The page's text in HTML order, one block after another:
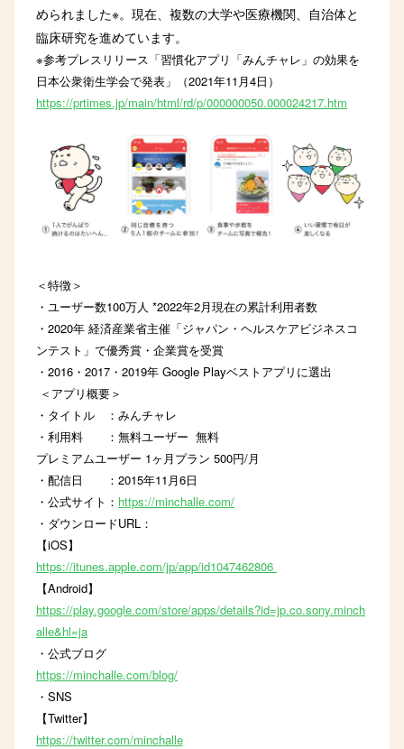
められました※。現在、複数の大学や医療機関、自治体と
臨床研究を進めています。
※参考プレスリリース「習慣化アプリ「みんチャレ」の効果を
日本公衆衛生学会で発表」（2021年11月4日）
https://prtimes.jp/main/html/rd/p/000000050.000024217.htm
＜特徴＞
・ユーザー数100万人 *2022年2月現在の累計利用者数
・2020年 経済産業省主催「ジャパン・ヘルスケアビジネスコ
ンテスト」で優秀賞・企業賞を受賞
・2016・2017・2019年 Google Playベストアプリに選出
＜アプリ概要＞
・タイトル ：みんチャレ
・利用料 ：無料ユーザー 無料
プレミアムユーザー 1ヶ月プラン 500円/月
・配信日 ：2015年11月6日
・公式サイト： https://minchalle.com/
・ダウンロードURL：
【iOS】
https://itunes.apple.com/jp/app/id1047462806
【Android】
https://play.google.com/store/apps/details?id=jp.co.sony.minch
alle&hl=ja
・公式ブログ
https://minchalle.com/blog/
・SNS
【Twitter】
https://twitter.com/minchalle